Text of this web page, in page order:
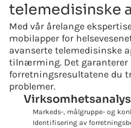
telemedisinske
Med vår årelange
mobilapper for
avanserte telemedisinske
tilnærming. Det garanterer
forretningsresultatene du
problemer.
Markeds-, målgruppe- og
Identifisering av